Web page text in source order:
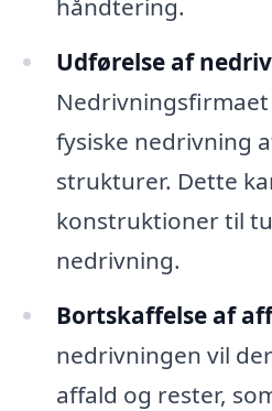
håndtering.
Udførelse af
fysiske nedrivning
strukturer. Dette
konstruktioner til
nedrivning.
Bortskaffelse af
nedrivningen vil
affald og rester,